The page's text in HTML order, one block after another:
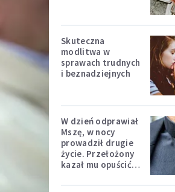
Skuteczna
modlitwa w
sprawach trudnych
i beznadziejnych
W dzień odprawiał
Mszę, w nocy
prowadził drugie
życie. Przełożony
kazał mu opuścić